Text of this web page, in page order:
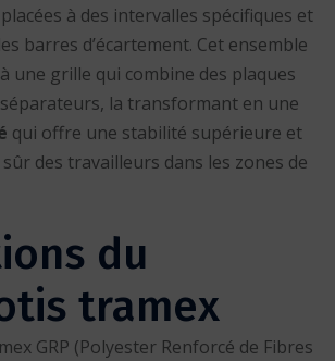
à des intervalles spécifiques et
barres d’écartement. Cet ensemble
une grille qui combine des plaques
la transformant en une
qui offre une stabilité supérieure et
des travailleurs dans les zones de
du
tramex
GRP (Polyester Renforcé de Fibres